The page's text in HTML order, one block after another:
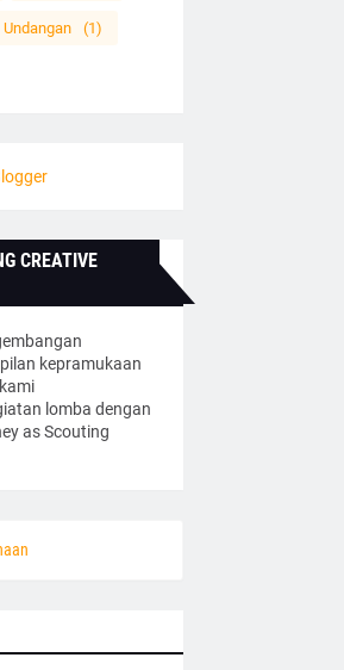
Undangan (1)
CREATIVE
kepramukaan
lomba dengan
as Scouting